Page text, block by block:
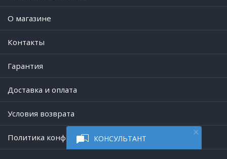
КОНСУЛЬТАНТ
O магазине
Контакты
Гарантия
Доставка и оплата
Условия возврата
Политика конфиденциальности